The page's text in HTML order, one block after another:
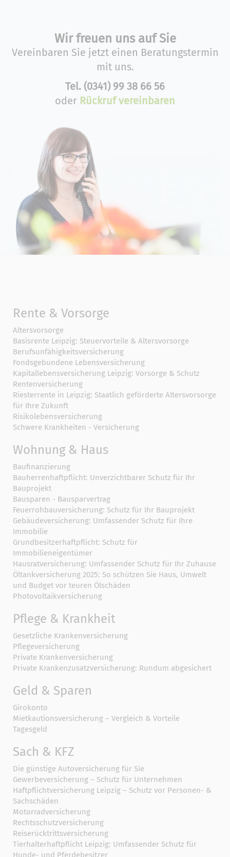
Wir freuen uns auf Sie
Vereinbaren Sie jetzt einen Beratungstermin
mit uns.
Tel. (0341) 99 38 66 56
oder Rückruf vereinbaren
Rente & Vorsorge
Altersvorsorge
Basisrente Leipzig: Steuervorteile & Altersvorsorge
Berufs­unfähigkeitsversicherung
Fondsgebundene Lebensversicherung
Kapitallebensversicherung Leipzig: Vorsorge & Schutz
Rentenversicherung
Riesterrente in Leipzig: Staatlich geförderte Altersvorsorge
für Ihre Zukunft
Risikolebensversicherung
Schwere Krankheiten - Versicherung
Wohnung & Haus
Baufinanzierung
Bauherrenhaftpflicht: Unverzichtbarer Schutz für Ihr
Bauprojekt
Bausparen - Bausparvertrag
Feuerrohbauversicherung: Schutz für Ihr Bauprojekt
Gebäudeversicherung: Umfassender Schutz für Ihre
Immobilie
Grundbesitzerhaftpflicht: Schutz für
Immobilieneigentümer
Hausratversicherung: Umfassender Schutz für Ihr Zuhause
Öltankversicherung 2025: So schützen Sie Haus, Umwelt
und Budget vor teuren Ölschäden
Photovoltaikversicherung
Pflege & Krankheit
Gesetzliche Krankenversicherung
Pflegeversicherung
Private Krankenversicherung
Private Krankenzusatzversicherung: Rundum abgesichert
Geld & Sparen
Girokonto
Mietkautionsversicherung – Vergleich & Vorteile
Tagesgeld
Sach & KFZ
Die günstige Autoversicherung für Sie
Gewerbeversicherung – Schutz für Unternehmen
Haftpflichtversicherung Leipzig – Schutz vor Personen- &
Sachschäden
Motorradversicherung
Rechtsschutzversicherung
Reiserücktrittsversicherung
Tierhalterhaftpflicht Leipzig: Umfassender Schutz für
Hunde- und Pferdebesitzer